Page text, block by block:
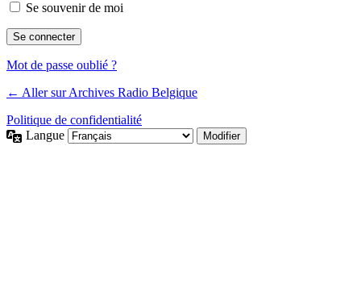
Se souvenir de moi
Mot de passe oublié ?
← Aller sur Archives Radio Belgique
Politique de confidentialité
Langue